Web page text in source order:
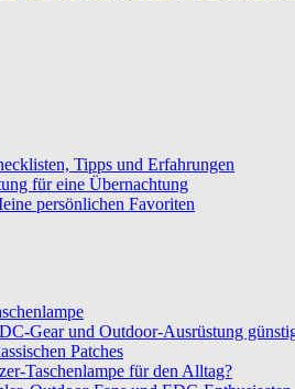
Tipps und Erfahrungen
für eine Übernachtung
persönlichen Favoriten
Gear und Outdoor-Ausrüstung
Patches
Taschenlampe für den Alltag?